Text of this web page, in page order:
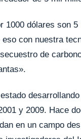
1000 dólares son
con nuestra
de
y 2009. Hace
en un campo